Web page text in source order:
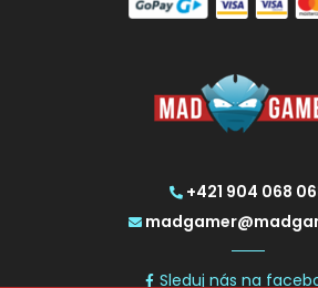
+421 904 068
Sleduj nás na